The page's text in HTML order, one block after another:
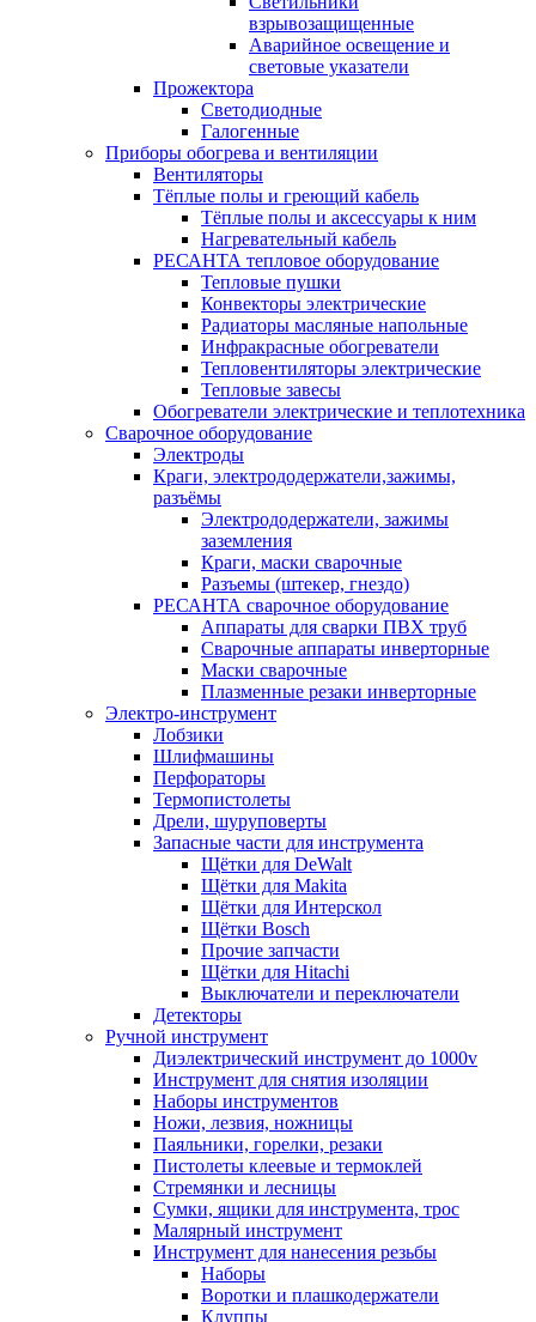
взрывозащищенные
Аварийное освещение и
световые указатели
Прожектора
Светодиодные
Галогенные
Приборы обогрева и вентиляции
Вентиляторы
Тёплые полы и греющий кабель
Тёплые полы и аксессуары к ним
Нагревательный кабель
РЕСАНТА тепловое оборудование
Тепловые пушки
Конвекторы электрические
Радиаторы масляные напольные
Инфракрасные обогреватели
Тепловентиляторы электрические
Тепловые завесы
Обогреватели электрические и теплотехника
Сварочное оборудование
Электроды
Краги, электрододержатели,зажимы,
разъёмы
Электрододержатели, зажимы
заземления
Краги, маски сварочные
Разъемы (штекер, гнездо)
РЕСАНТА сварочное оборудование
Аппараты для сварки ПВХ труб
Сварочные аппараты инверторные
Маски сварочные
Плазменные резаки инверторные
Электро-инструмент
Лобзики
Шлифмашины
Перфораторы
Термопистолеты
Дрели, шуруповерты
Запасные части для инструмента
Щётки для DeWalt
Щётки для Makita
Щётки для Интерскол
Щётки Bosch
Прочие запчасти
Щётки для Hitachi
Выключатели и переключатели
Детекторы
Ручной инструмент
Диэлектрический инструмент до 1000v
Инструмент для снятия изоляции
Наборы инструментов
Ножи, лезвия, ножницы
Паяльники, горелки, резаки
Пистолеты клеевые и термоклей
Стремянки и лесницы
Сумки, ящики для инструмента, трос
Малярный инструмент
Инструмент для нанесения резьбы
Наборы
Воротки и плашкодержатели
Клуппы